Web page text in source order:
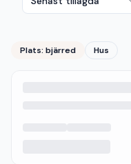
Plats: bjärred Hus